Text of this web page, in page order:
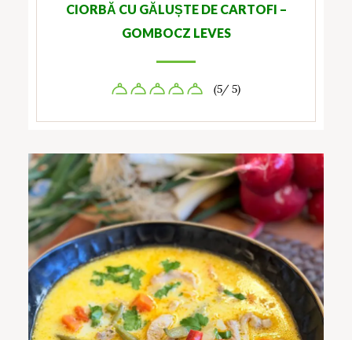
CIORBĂ CU GĂLUȘTE DE CARTOFI –
GOMBOCZ LEVES
(5/ 5)